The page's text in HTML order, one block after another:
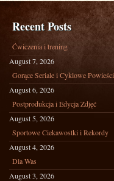
Recent Posts
Ćwiczenia i trening
August 7, 2026
Gorące Seriale i Cyklowe Powieści
August 6, 2026
Postprodukcja i Edycja Zdjęć
August 5, 2026
Sportowe Ciekawostki i Rekordy
August 4, 2026
Dla Was
August 3, 2026